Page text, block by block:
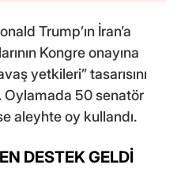
Trump’ın İran’a
Kongre onayına
yetkileri” tasarısını
Oylamada 50 senatör
aleyhte oy kullandı.
DESTEK GELDİ